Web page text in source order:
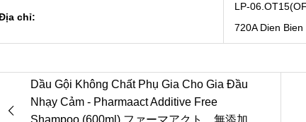
chỉ:
LP-
720A Dien
Dầu Gội Không Chất Phụ Gia Cho Gia Đầu
Nhạy Cảm - Pharmaact Additive Free